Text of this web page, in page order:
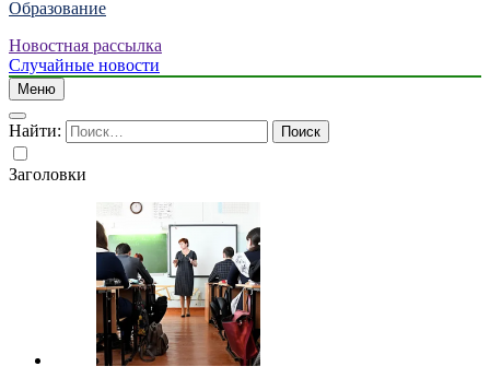
Образование
Новостная рассылка
Случайные новости
Меню
Найти:
Заголовки